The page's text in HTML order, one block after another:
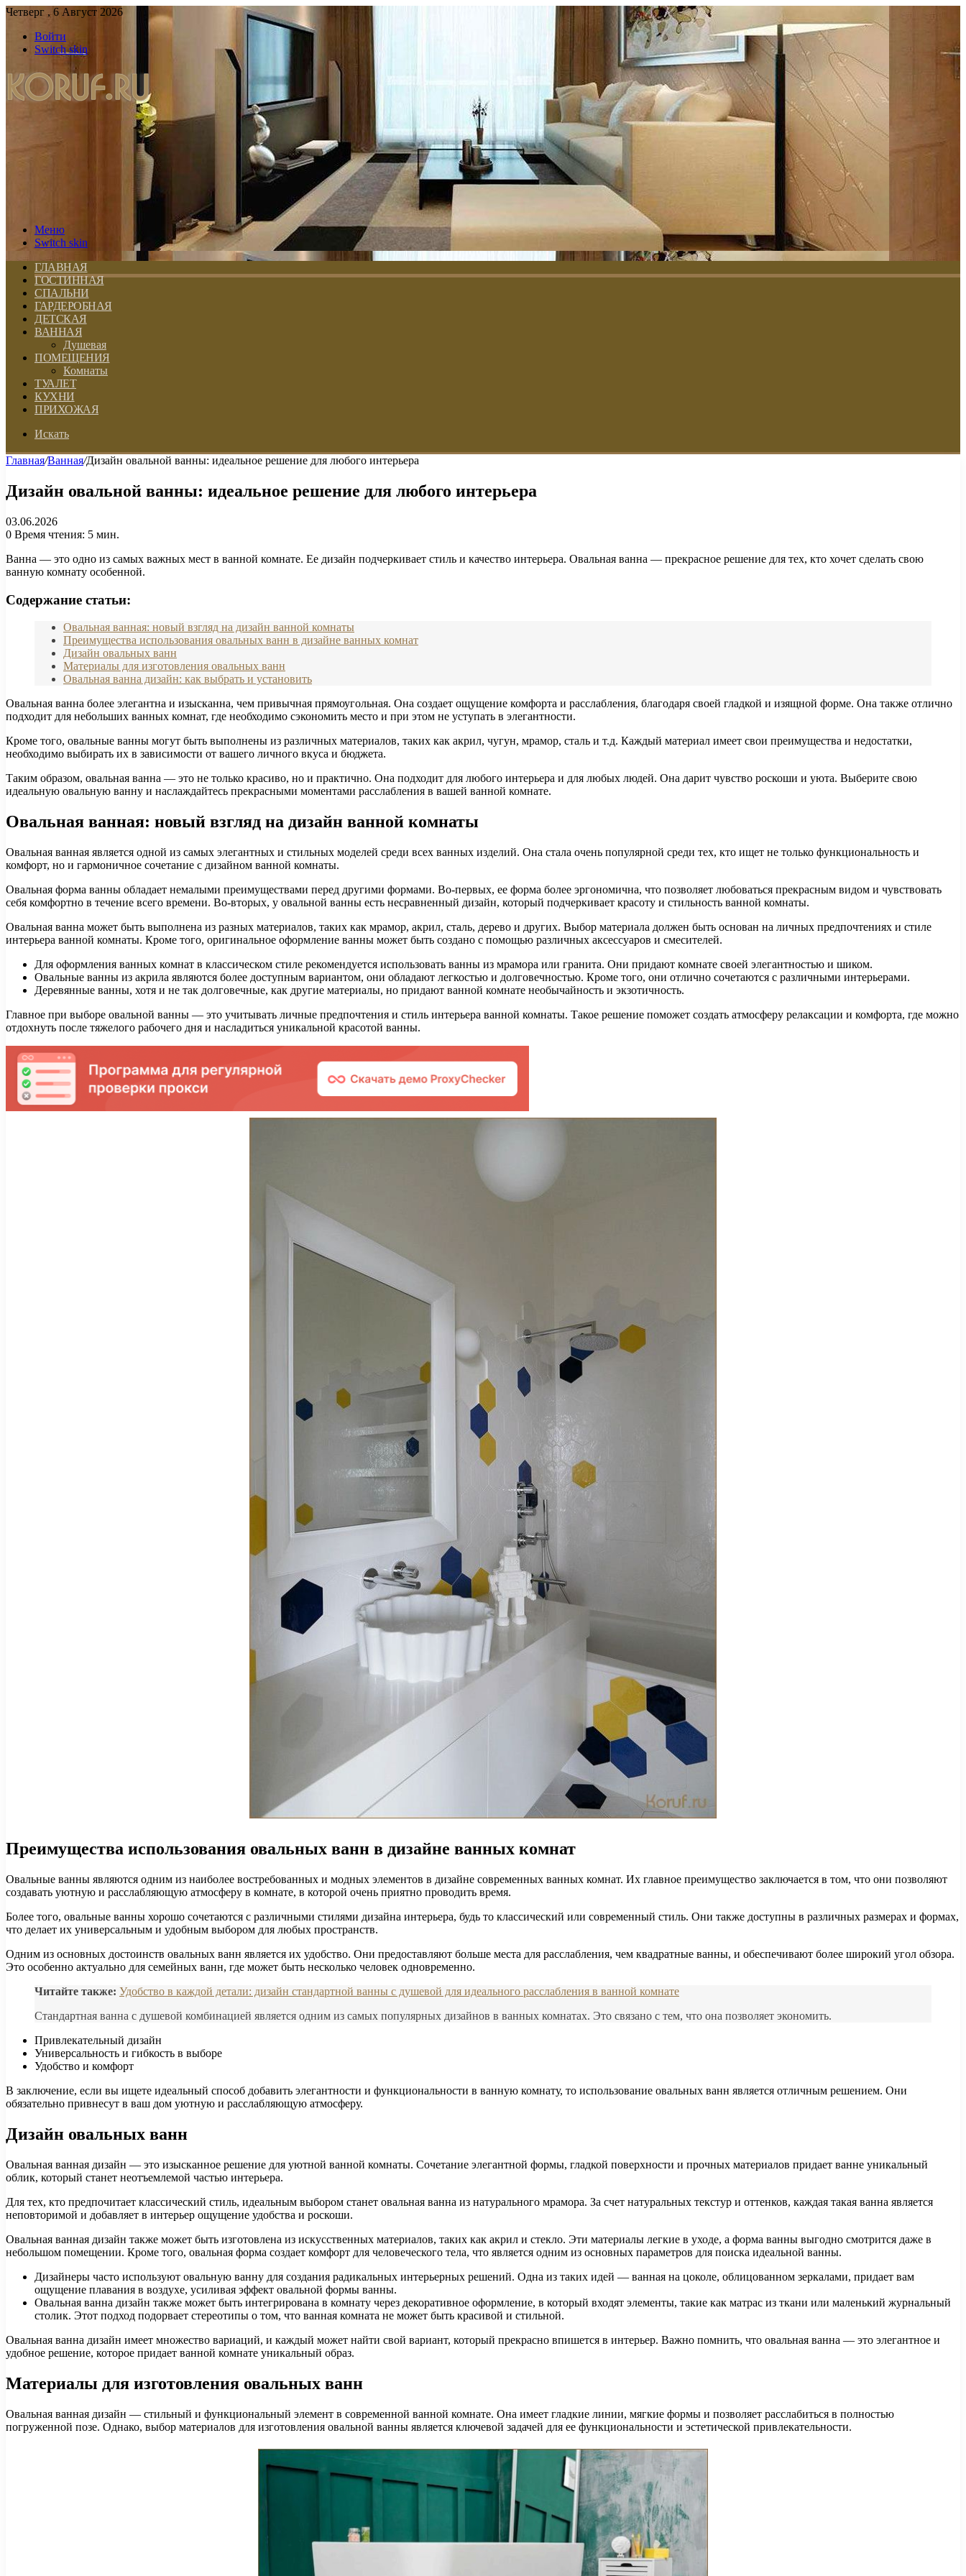
Четверг , 6 Август 2026
Войти
Switch skin
Меню
Switch skin
ГЛАВНАЯ
ГОСТИННАЯ
СПАЛЬНИ
ГАРДЕРОБНАЯ
ДЕТСКАЯ
ВАННАЯ
Душевая
ПОМЕЩЕНИЯ
Комнаты
ТУАЛЕТ
КУХНИ
ПРИХОЖАЯ
Искать
Главная/Ванная/Дизайн овальной ванны: идеальное решение для любого интерьера
Дизайн овальной ванны: идеальное решение для любого интерьера
03.06.2026
0 Время чтения: 5 мин.
Ванна — это одно из самых важных мест в ванной комнате. Ее дизайн подчеркивает стиль и качество интерьера. Овальная ванна — прекрасное решение для тех, кто хочет сделать свою
ванную комнату особенной.
Содержание статьи:
Овальная ванная: новый взгляд на дизайн ванной комнаты
Преимущества использования овальных ванн в дизайне ванных комнат
Дизайн овальных ванн
Материалы для изготовления овальных ванн
Овальная ванна дизайн: как выбрать и установить
Овальная ванна более элегантна и изысканна, чем привычная прямоугольная. Она создает ощущение комфорта и расслабления, благодаря своей гладкой и изящной форме. Она также отлично
подходит для небольших ванных комнат, где необходимо сэкономить место и при этом не уступать в элегантности.
Кроме того, овальные ванны могут быть выполнены из различных материалов, таких как акрил, чугун, мрамор, сталь и т.д. Каждый материал имеет свои преимущества и недостатки,
необходимо выбирать их в зависимости от вашего личного вкуса и бюджета.
Таким образом, овальная ванна — это не только красиво, но и практично. Она подходит для любого интерьера и для любых людей. Она дарит чувство роскоши и уюта. Выберите свою
идеальную овальную ванну и наслаждайтесь прекрасными моментами расслабления в вашей ванной комнате.
Овальная ванная: новый взгляд на дизайн ванной комнаты
Овальная ванная является одной из самых элегантных и стильных моделей среди всех ванных изделий. Она стала очень популярной среди тех, кто ищет не только функциональность и
комфорт, но и гармоничное сочетание с дизайном ванной комнаты.
Овальная форма ванны обладает немалыми преимуществами перед другими формами. Во-первых, ее форма более эргономична, что позволяет любоваться прекрасным видом и чувствовать
себя комфортно в течение всего времени. Во-вторых, у овальной ванны есть несравненный дизайн, который подчеркивает красоту и стильность ванной комнаты.
Овальная ванна может быть выполнена из разных материалов, таких как мрамор, акрил, сталь, дерево и других. Выбор материала должен быть основан на личных предпочтениях и стиле
интерьера ванной комнаты. Кроме того, оригинальное оформление ванны может быть создано с помощью различных аксессуаров и смесителей.
Для оформления ванных комнат в классическом стиле рекомендуется использовать ванны из мрамора или гранита. Они придают комнате своей элегантностью и шиком.
Овальные ванны из акрила являются более доступным вариантом, они обладают легкостью и долговечностью. Кроме того, они отлично сочетаются с различными интерьерами.
Деревянные ванны, хотя и не так долговечные, как другие материалы, но придают ванной комнате необычайность и экзотичность.
Главное при выборе овальной ванны — это учитывать личные предпочтения и стиль интерьера ванной комнаты. Такое решение поможет создать атмосферу релаксации и комфорта, где можно
отдохнуть после тяжелого рабочего дня и насладиться уникальной красотой ванны.
Преимущества использования овальных ванн в дизайне ванных комнат
Овальные ванны являются одним из наиболее востребованных и модных элементов в дизайне современных ванных комнат. Их главное преимущество заключается в том, что они позволяют
создавать уютную и расслабляющую атмосферу в комнате, в которой очень приятно проводить время.
Более того, овальные ванны хорошо сочетаются с различными стилями дизайна интерьера, будь то классический или современный стиль. Они также доступны в различных размерах и формах,
что делает их универсальным и удобным выбором для любых пространств.
Одним из основных достоинств овальных ванн является их удобство. Они предоставляют больше места для расслабления, чем квадратные ванны, и обеспечивают более широкий угол обзора.
Это особенно актуально для семейных ванн, где может быть несколько человек одновременно.
Читайте также: Удобство в каждой детали: дизайн стандартной ванны с душевой для идеального расслабления в ванной комнате
Стандартная ванна с душевой комбинацией является одним из самых популярных дизайнов в ванных комнатах. Это связано с тем, что она позволяет экономить.
Привлекательный дизайн
Универсальность и гибкость в выборе
Удобство и комфорт
В заключение, если вы ищете идеальный способ добавить элегантности и функциональности в ванную комнату, то использование овальных ванн является отличным решением. Они
обязательно привнесут в ваш дом уютную и расслабляющую атмосферу.
Дизайн овальных ванн
Овальная ванная дизайн — это изысканное решение для уютной ванной комнаты. Сочетание элегантной формы, гладкой поверхности и прочных материалов придает ванне уникальный
облик, который станет неотъемлемой частью интерьера.
Для тех, кто предпочитает классический стиль, идеальным выбором станет овальная ванна из натурального мрамора. За счет натуральных текстур и оттенков, каждая такая ванна является
неповторимой и добавляет в интерьер ощущение удобства и роскоши.
Овальная ванная дизайн также может быть изготовлена из искусственных материалов, таких как акрил и стекло. Эти материалы легкие в уходе, а форма ванны выгодно смотрится даже в
небольшом помещении. Кроме того, овальная форма создает комфорт для человеческого тела, что является одним из основных параметров для поиска идеальной ванны.
Дизайнеры часто используют овальную ванну для создания радикальных интерьерных решений. Одна из таких идей — ванная на цоколе, облицованном зеркалами, придает вам
ощущение плавания в воздухе, усиливая эффект овальной формы ванны.
Овальная ванна дизайн также может быть интегрирована в комнату через декоративное оформление, в который входят элементы, такие как матрас из ткани или маленький журнальный
столик. Этот подход подорвает стереотипы о том, что ванная комната не может быть красивой и стильной.
Овальная ванна дизайн имеет множество вариаций, и каждый может найти свой вариант, который прекрасно впишется в интерьер. Важно помнить, что овальная ванна — это элегантное и
удобное решение, которое придает ванной комнате уникальный образ.
Материалы для изготовления овальных ванн
Овальная ванная дизайн — стильный и функциональный элемент в современной ванной комнате. Она имеет гладкие линии, мягкие формы и позволяет расслабиться в полностью
погруженной позе. Однако, выбор материалов для изготовления овальной ванны является ключевой задачей для ее функциональности и эстетической привлекательности.